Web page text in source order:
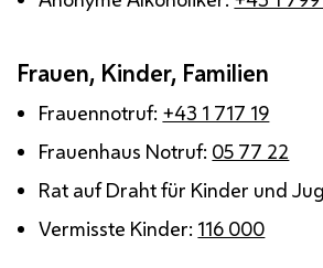
Frauen, Kinder, Familien
Frauennotruf: +43 1 717 19
Frauenhaus Notruf: 05 77 22
Rat auf Draht für Kinder und
Vermisste Kinder: 116 000